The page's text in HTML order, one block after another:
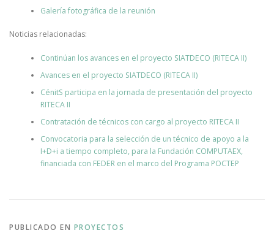
Galería fotográfica de la reunión
Noticias relacionadas:
Continúan los avances en el proyecto SIATDECO (RITECA II)
Avances en el proyecto SIATDECO (RITECA II)
CénitS participa en la jornada de presentación del proyecto
RITECA II
Contratación de técnicos con cargo al proyecto RITECA II
Convocatoria para la selección de un técnico de apoyo a la
I+D+i a tiempo completo, para la Fundación COMPUTAEX,
financiada con FEDER en el marco del Programa POCTEP
PUBLICADO EN PROYECTOS